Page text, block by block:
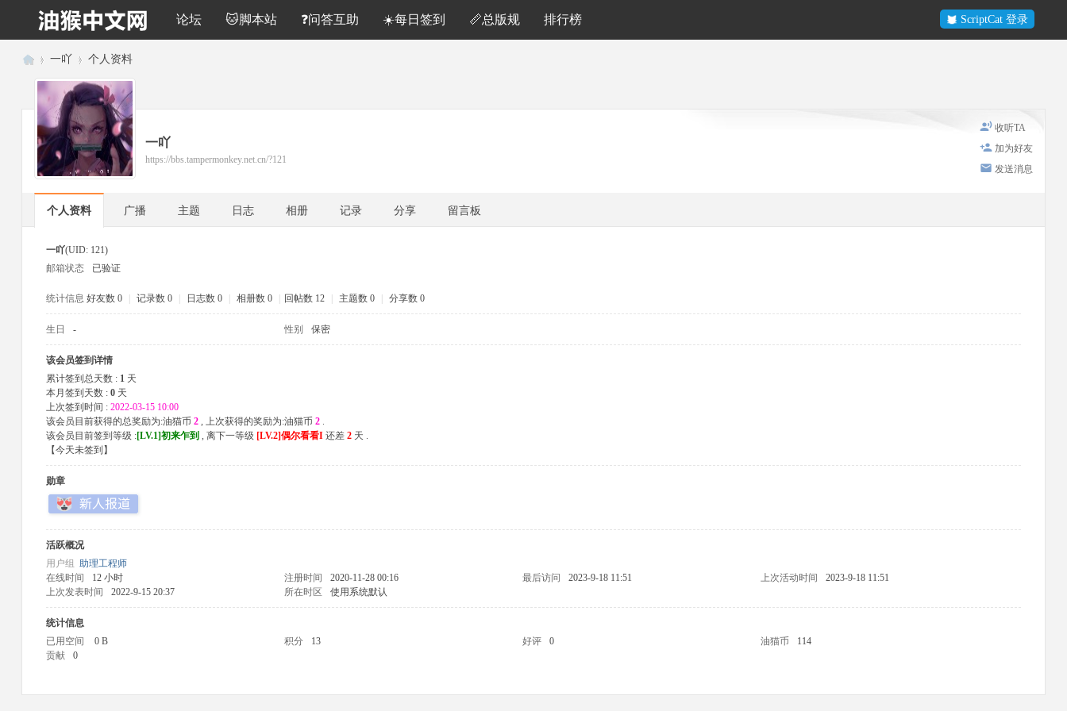
ScriptCat 登录
论坛 🐱脚本站 ❓问答互助 ☀️每日签到 📏总版规 排行榜
› 一吖 › 个人资料
收听TA
加为好友
发送消息
一吖
https://bbs.tampermonkey.net.cn/?121
个人资料 广播 主题 日志 相册 记录 分享 留言板
一吖(UID: 121)
邮箱状态
已验证
统计信息 好友数 0 记录数 0 日志数 0 相册数 0 回帖数 12 主题数 0 分享数 0
生日 - 性别 保密
该会员签到详情
累计签到总天数 : 1天
本月签到天数 : 0天
上次签到时间 : 2022-03-15 10:00
该会员目前获得的总奖励为:油猫币 2, 上次获得的奖励为:油猫币 2.
该会员目前签到等级 :[LV.1]初来乍到 , 离下一等级 [LV.2]偶尔看看I还差 2天 .
【今天未签到 】
勋章
活跃概况
用户组 助理工程师
在线时间
12 小时 注册时间 2020-11-28 00:16 最后访问 2023-9-18 11:51 上次活动时间
2023-9-18 11:51
上次发表时间
2022-9-15 20:37 所在时区 使用系统默认
统计信息
已用空间
0 B 积分 13 好评 0 油猫币
114
贡献
0